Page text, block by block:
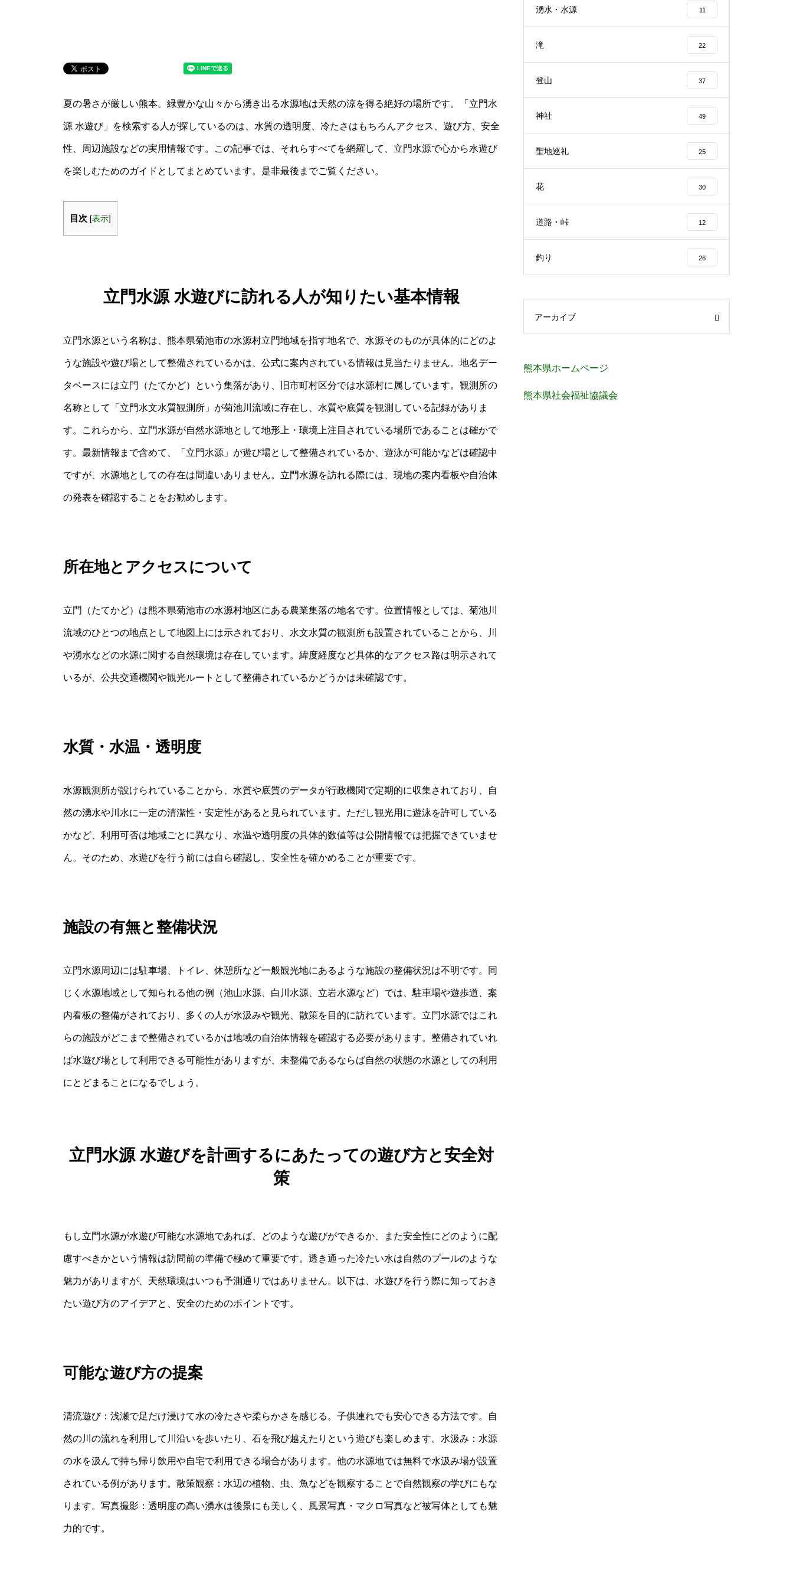
夏の暑さが厳しい熊本。緑豊かな山々から湧き出る水源地は天然の涼を得る絶好の場所です。「立門水
源 水遊び」を検索する人が探しているのは、水質の透明度、冷たさはもちろんアクセス、遊び方、安全
性、周辺施設などの実用情報です。この記事では、それらすべてを網羅して、立門水源で心から水遊び
を楽しむためのガイドとしてまとめています。是非最後までご覧ください。
目次 [表示]
立門水源 水遊びに訪れる人が知りたい基本情報
立門水源という名称は、熊本県菊池市の水源村立門地域を指す地名で、水源そのものが具体的にどのよ
うな施設や遊び場として整備されているかは、公式に案内されている情報は見当たりません。地名デー
タベースには立門（たてかど）という集落があり、旧市町村区分では水源村に属しています。観測所の
名称として「立門水文水質観測所」が菊池川流域に存在し、水質や底質を観測している記録がありま
す。これらから、立門水源が自然水源地として地形上・環境上注目されている場所であることは確かで
す。最新情報まで含めて、「立門水源」が遊び場として整備されているか、遊泳が可能かなどは確認中
ですが、水源地としての存在は間違いありません。立門水源を訪れる際には、現地の案内看板や自治体
の発表を確認することをお勧めします。
所在地とアクセスについて
立門（たてかど）は熊本県菊池市の水源村地区にある農業集落の地名です。位置情報としては、菊池川
流域のひとつの地点として地図上には示されており、水文水質の観測所も設置されていることから、川
や湧水などの水源に関する自然環境は存在しています。緯度経度など具体的なアクセス路は明示されて
いるが、公共交通機関や観光ルートとして整備されているかどうかは未確認です。
水質・水温・透明度
水源観測所が設けられていることから、水質や底質のデータが行政機関で定期的に収集されており、自
然の湧水や川水に一定の清潔性・安定性があると見られています。ただし観光用に遊泳を許可している
かなど、利用可否は地域ごとに異なり、水温や透明度の具体的数値等は公開情報では把握できていませ
ん。そのため、水遊びを行う前には自ら確認し、安全性を確かめることが重要です。
施設の有無と整備状況
立門水源周辺には駐車場、トイレ、休憩所など一般観光地にあるような施設の整備状況は不明です。同
じく水源地域として知られる他の例（池山水源、白川水源、立岩水源など）では、駐車場や遊歩道、案
内看板の整備がされており、多くの人が水汲みや観光、散策を目的に訪れています。立門水源ではこれ
らの施設がどこまで整備されているかは地域の自治体情報を確認する必要があります。整備されていれ
ば水遊び場として利用できる可能性がありますが、未整備であるならば自然の状態の水源としての利用
にとどまることになるでしょう。
立門水源 水遊びを計画するにあたっての遊び方と安全対
策
もし立門水源が水遊び可能な水源地であれば、どのような遊びができるか、また安全性にどのように配
慮すべきかという情報は訪問前の準備で極めて重要です。透き通った冷たい水は自然のプールのような
魅力がありますが、天然環境はいつも予測通りではありません。以下は、水遊びを行う際に知っておき
たい遊び方のアイデアと、安全のためのポイントです。
可能な遊び方の提案
清流遊び：浅瀬で足だけ浸けて水の冷たさや柔らかさを感じる。子供連れでも安心できる方法です。自
然の川の流れを利用して川沿いを歩いたり、石を飛び越えたりという遊びも楽しめます。水汲み：水源
の水を汲んで持ち帰り飲用や自宅で利用できる場合があります。他の水源地では無料で水汲み場が設置
されている例があります。散策観察：水辺の植物、虫、魚などを観察することで自然観察の学びにもな
ります。写真撮影：透明度の高い湧水は後景にも美しく、風景写真・マクロ写真など被写体としても魅
力的です。
湧水・水源 11
滝 22
登山 37
神社 49
聖地巡礼 25
花 30
道路・峠 12
釣り 26
アーカイブ
熊本県ホームページ
熊本県社会福祉協議会